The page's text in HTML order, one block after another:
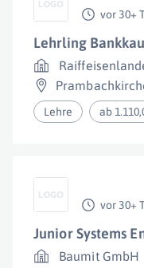
vor 30+
Lehrling
Lehre ab
vor 30+
Junior Systems
Baumit GmbH